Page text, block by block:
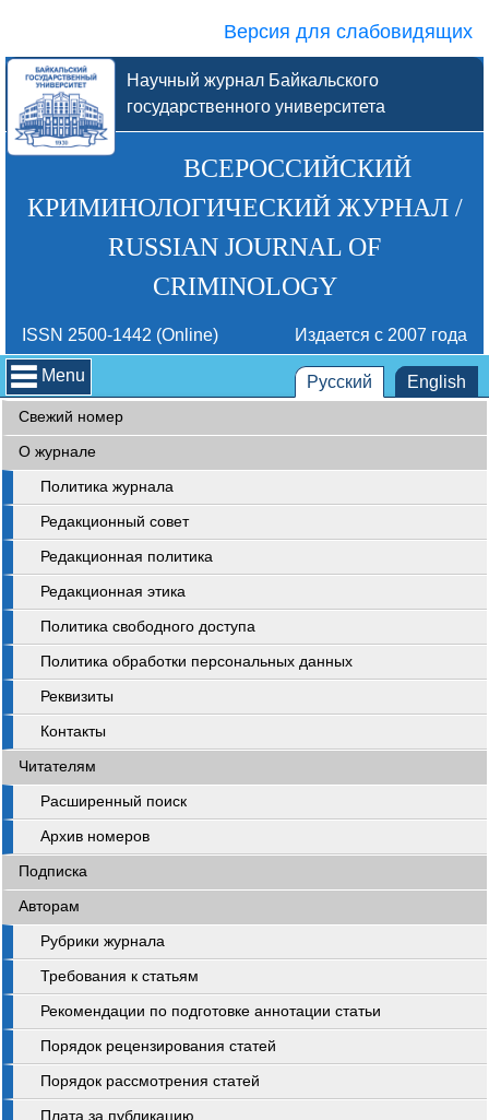
Версия для слабовидящих
Научный журнал Байкальского
государственного университета
ВСЕРОССИЙСКИЙ
КРИМИНОЛОГИЧЕСКИЙ ЖУРНАЛ /
RUSSIAN JOURNAL OF
CRIMINOLOGY
ISSN 2500-1442 (Online) Издается с 2007 года
Menu Русский English
Свежий номер
О журнале
Политика журнала
Редакционный совет
Редакционная политика
Редакционная этика
Политика свободного доступа
Политика обработки персональных данных
Реквизиты
Контакты
Читателям
Расширенный поиск
Архив номеров
Подписка
Авторам
Рубрики журнала
Требования к статьям
Рекомендации по подготовке аннотации статьи
Порядок рецензирования статей
Порядок рассмотрения статей
Плата за публикацию